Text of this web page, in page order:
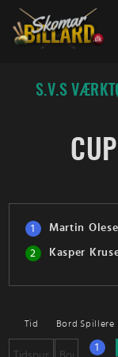
Fortsæt
indhold
S.V.S
1
Martin
2
Kasper
Tid Bord Spillere
1